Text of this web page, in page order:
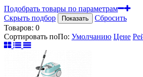
Подобрать товары по параметрам
Скрыть подбор
Показать
Сбросить
Товаров: 0
Сортировать поПо: Умолчанию Цене